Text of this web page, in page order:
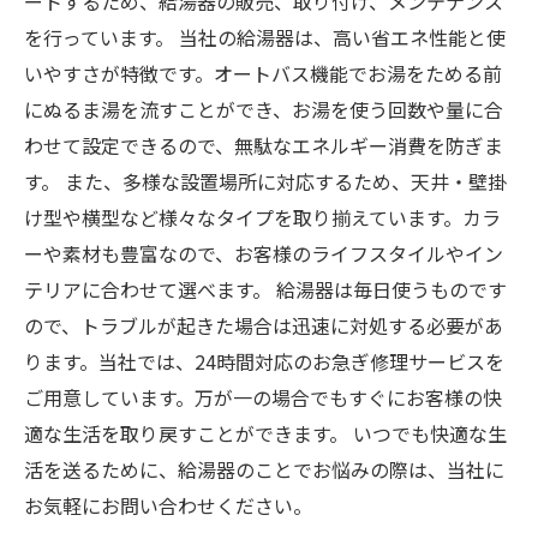
を行っています。 当社の給湯器は、高い省エネ性能と使
いやすさが特徴です。オートバス機能でお湯をためる前
にぬるま湯を流すことができ、お湯を使う回数や量に合
わせて設定できるので、無駄なエネルギー消費を防ぎま
す。 また、多様な設置場所に対応するため、天井・壁掛
け型や横型など様々なタイプを取り揃えています。カラ
ーや素材も豊富なので、お客様のライフスタイルやイン
テリアに合わせて選べます。 給湯器は毎日使うものです
ので、トラブルが起きた場合は迅速に対処する必要があ
ります。当社では、24時間対応のお急ぎ修理サービスを
ご用意しています。万が一の場合でもすぐにお客様の快
適な生活を取り戻すことができます。 いつでも快適な生
活を送るために、給湯器のことでお悩みの際は、当社に
お気軽にお問い合わせください。